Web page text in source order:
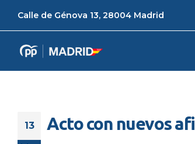
Calle de Génova 13, 28004 Madrid
13 Acto con nuevos